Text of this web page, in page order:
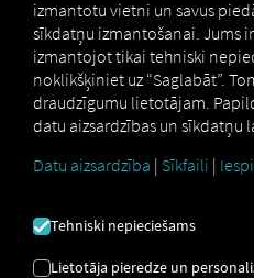
Marketplace Connectors
IESĀCĒJU
APMĀCĪBA
izmantotu vietni un savus
sīkdatņu izmantošanai. Jums
izmantojot tikai tehniski
noklikšķiniet uz “Saglabāt”.
draudzīgumu lietotājam.
datu aizsardzības un sīkdatņu
Datu aizsardzība | Sīkfaili |
Tehniski nepieciešams
Lietotāja pieredze un